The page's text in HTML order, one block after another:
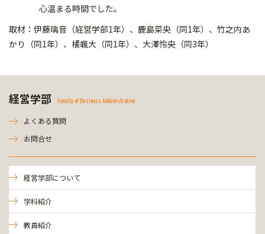
心温まる時間でした。
取材：伊藤璃音（経営学部1年）、鹿島菜央（同1年）、竹之内あ
かり（同1年）、橘颯大（同1年）、大澤怜央（同3年）
経営学部 Faculty of Business Administration
よくある質問
お問合せ
経営学部について
学科紹介
教員紹介